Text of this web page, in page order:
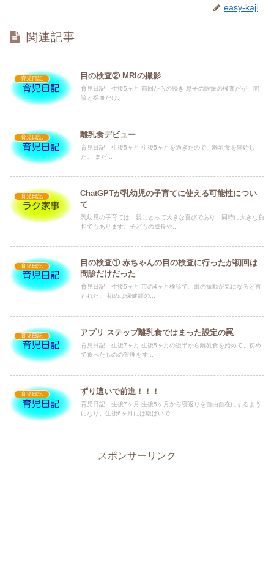
easy-kaji
関連記事
育児日記 目の検査② MRIの撮影
育児日記 生後5ヶ月 前回からの続き 息子の眼振の検査だが、問
診と採血だけ...
育児日記 離乳食デビュー
育児日記 生後5ヶ月 生後5ヶ月を過ぎたので、離乳食を開始し
た。 まだ...
育児日記
ChatGPTが乳幼児の子育てに使える可能性につい
て
乳幼児の子育ては、親にとって大きな喜びであり、同時に大きな負
担でもあります。子どもの成長や...
育児日記
目の検査① 赤ちゃんの目の検査に行ったが初回は
問診だけだった
育児日記 生後5ヶ月 市の4ヶ月検診で、眼の振動が気になると言
われた。 初めは保健師の...
育児日記 アプリ ステップ離乳食ではまった設定の罠
育児日記 生後7ヶ月 生後5ヶ月の後半から離乳食を始めて、初め
て食べたものの管理をす...
育児日記 ずり這いで前進！！！
育児日記 生後7ヶ月 生後5ヶ月から寝返りを自由自在にするよう
になり、生後6ヶ月には腹ばいで...
スポンサーリンク